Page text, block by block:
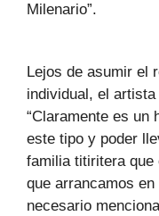
Milenario”.
Lejos de asumir el
individual, el
“Claramente es un
este tipo y poder
familia titiritera que
que arrancamos
necesario